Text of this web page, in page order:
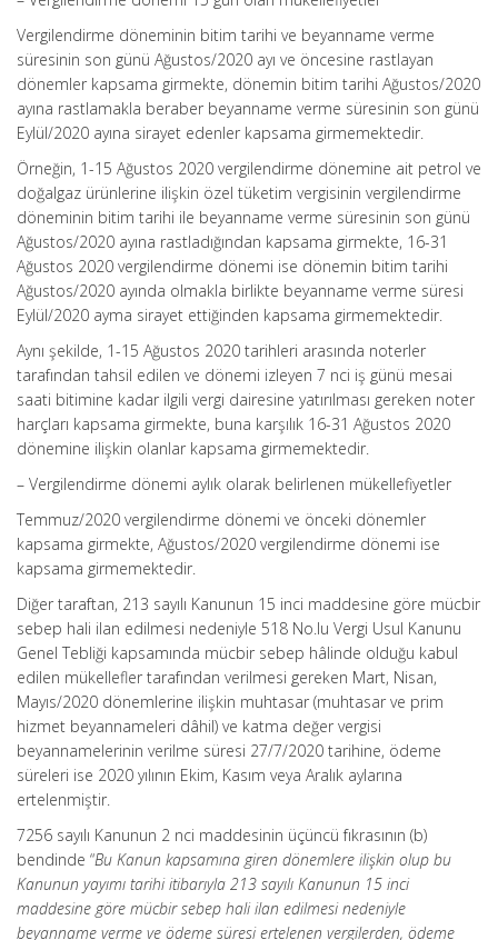
Vergilendirme döneminin bitim tarihi ve beyanname verme
süresinin son günü Ağustos/2020 ayı ve öncesine rastlayan
dönemler kapsama girmekte, dönemin bitim tarihi Ağustos/2020
ayına rastlamakla beraber beyanname verme süresinin son günü
Eylül/2020 ayına sirayet edenler kapsama girmemektedir.
Örneğin, 1-15 Ağustos 2020 vergilendirme dönemine ait petrol ve
doğalgaz ürünlerine ilişkin özel tüketim vergisinin vergilendirme
döneminin bitim tarihi ile beyanname verme süresinin son günü
Ağustos/2020 ayına rastladığından kapsama girmekte, 16-31
Ağustos 2020 vergilendirme dönemi ise dönemin bitim tarihi
Ağustos/2020 ayında olmakla birlikte beyanname verme süresi
Eylül/2020 ayma sirayet ettiğinden kapsama girmemektedir.
Aynı şekilde, 1-15 Ağustos 2020 tarihleri arasında noterler
tarafından tahsil edilen ve dönemi izleyen 7 nci iş günü mesai
saati bitimine kadar ilgili vergi dairesine yatırılması gereken noter
harçları kapsama girmekte, buna karşılık 16-31 Ağustos 2020
dönemine ilişkin olanlar kapsama girmemektedir.
– Vergilendirme dönemi aylık olarak belirlenen mükellefiyetler
Temmuz/2020 vergilendirme dönemi ve önceki dönemler
kapsama girmekte, Ağustos/2020 vergilendirme dönemi ise
kapsama girmemektedir.
Diğer taraftan, 213 sayılı Kanunun 15 inci maddesine göre mücbir
sebep hali ilan edilmesi nedeniyle 518 No.lu Vergi Usul Kanunu
Genel Tebliği kapsamında mücbir sebep hâlinde olduğu kabul
edilen mükellefler tarafından verilmesi gereken Mart, Nisan,
Mayıs/2020 dönemlerine ilişkin muhtasar (muhtasar ve prim
hizmet beyannameleri dâhil) ve katma değer vergisi
beyannamelerinin verilme süresi 27/7/2020 tarihine, ödeme
süreleri ise 2020 yılının Ekim, Kasım veya Aralık aylarına
ertelenmiştir.
7256 sayılı Kanunun 2 nci maddesinin üçüncü fıkrasının (b)
bendinde “Bu Kanun kapsamına giren dönemlere ilişkin olup bu
Kanunun yayımı tarihi itibarıyla 213 sayılı Kanunun 15 inci
maddesine göre mücbir sebep hali ilan edilmesi nedeniyle
beyanname verme ve ödeme süresi ertelenen vergilerden, ödeme